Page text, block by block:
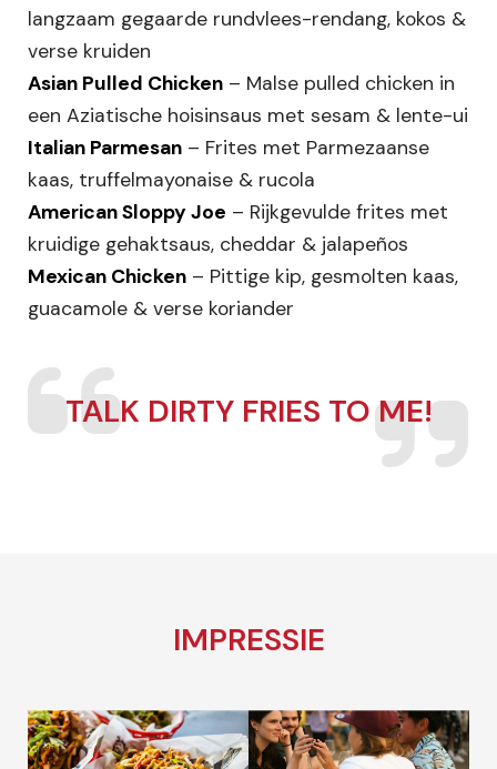
langzaam gegaarde rundvlees-rendang, kokos &
verse kruiden
Asian Pulled Chicken – Malse pulled chicken in
een Aziatische hoisinsaus met sesam & lente-ui
Italian Parmesan – Frites met Parmezaanse
kaas, truffelmayonaise & rucola
American Sloppy Joe – Rijkgevulde frites met
kruidige gehaktsaus, cheddar & jalapeños
Mexican Chicken – Pittige kip, gesmolten kaas,
guacamole & verse koriander
TALK DIRTY FRIES TO ME!
IMPRESSIE